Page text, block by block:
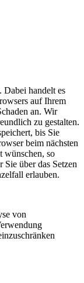
Dabei handelt es
auf Ihrem
an. Wir
zu gestalten.
bis Sie
beim nächsten
wünschen, so
über das Setzen
erlauben.
von